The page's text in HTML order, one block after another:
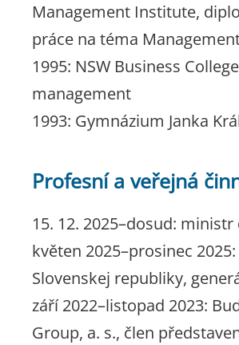
Management Institute,
práce na téma
1995: NSW Business
management
1993: Gymnázium Janka
Profesní a veřejná
15. 12. 2025–dosud: ministr
květen 2025–prosinec
Slovenskej republiky,
září 2022–listopad 2023:
Group, a. s., člen